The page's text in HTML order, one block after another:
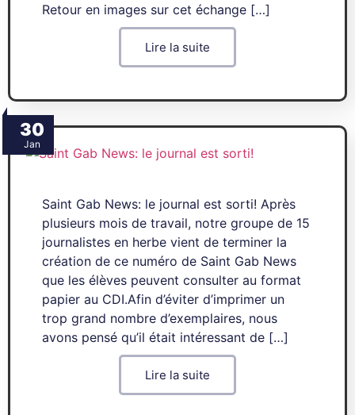
Retour en images sur cet échange […]
Lire la suite
30
Jan
Saint Gab News: le journal est sorti! Après
plusieurs mois de travail, notre groupe de 15
journalistes en herbe vient de terminer la
création de ce numéro de Saint Gab News
que les élèves peuvent consulter au format
papier au CDI.Afin d’éviter d’imprimer un
trop grand nombre d’exemplaires, nous
avons pensé qu’il était intéressant de […]
Lire la suite